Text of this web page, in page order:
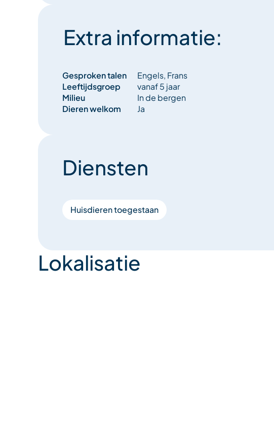
Extra informatie:
Gesproken talen
Engels, Frans
Leeftijdsgroep
vanaf 5 jaar
Milieu
In de bergen
Dieren welkom
Ja
Diensten
Huisdieren toegestaan
Lokalisatie